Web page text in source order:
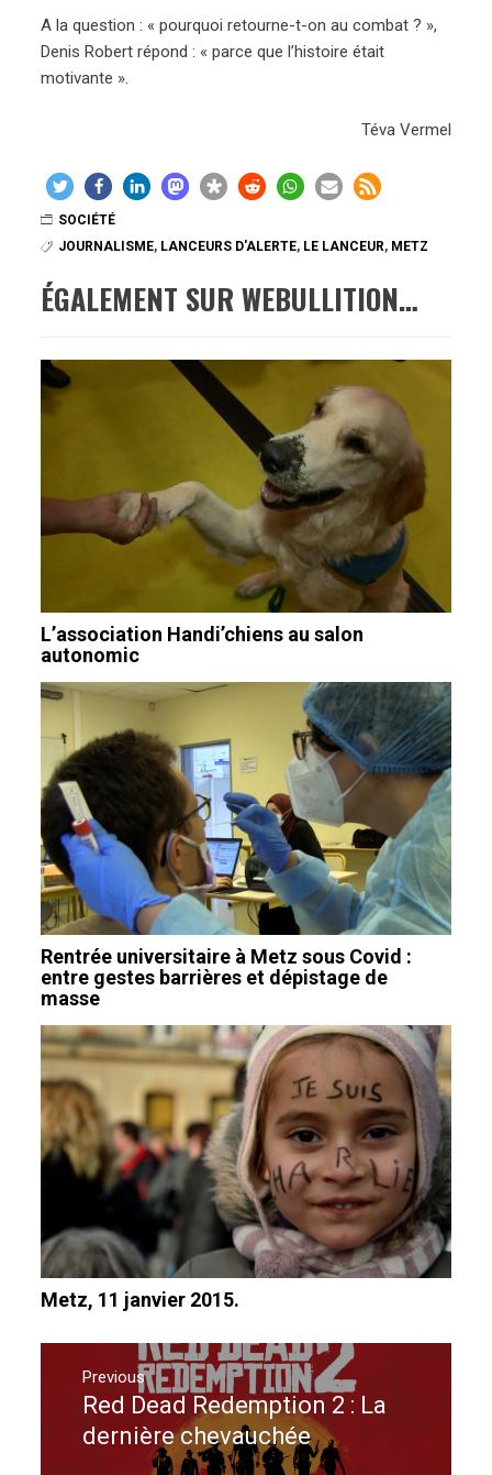
A la question : « pourquoi retourne-t-on au combat ? »,
Denis Robert répond : « parce que l’histoire était
motivante ».
Téva Vermel
SOCIÉTÉ
JOURNALISME, LANCEURS D'ALERTE, LE LANCEUR, METZ
ÉGALEMENT SUR WEBULLITION…
L’association Handi’chiens au salon
autonomic
Rentrée universitaire à Metz sous Covid :
entre gestes barrières et dépistage de
masse
Metz, 11 janvier 2015.
Navigation
l’article
Previous
Previous
post:
Red Dead Redemption 2 : La
dernière chevauchée